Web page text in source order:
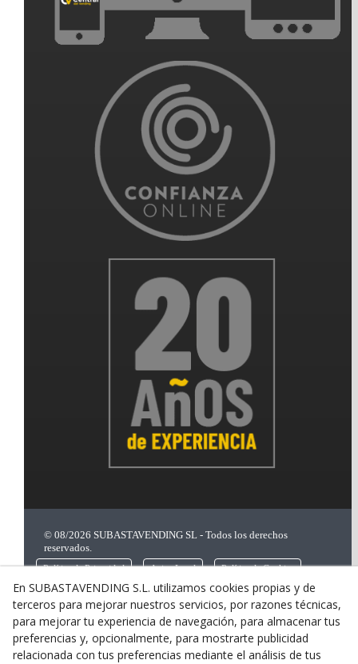
© 08/2026 SUBASTAVENDING SL - Todos los derechos
reservados.
Política de Privacidad Aviso Legal Política de Cookies
En SUBASTAVENDING S.L. utilizamos cookies propias y de
terceros para mejorar nuestros servicios, por razones técnicas,
para mejorar tu experiencia de navegación, para almacenar tus
preferencias y, opcionalmente, para mostrarte publicidad
relacionada con tus preferencias mediante el análisis de tus